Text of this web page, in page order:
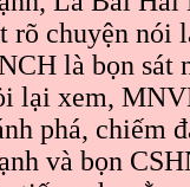
rõ chuyện nói
là bọn sát
lại xem,
phá, chiếm
và bọn